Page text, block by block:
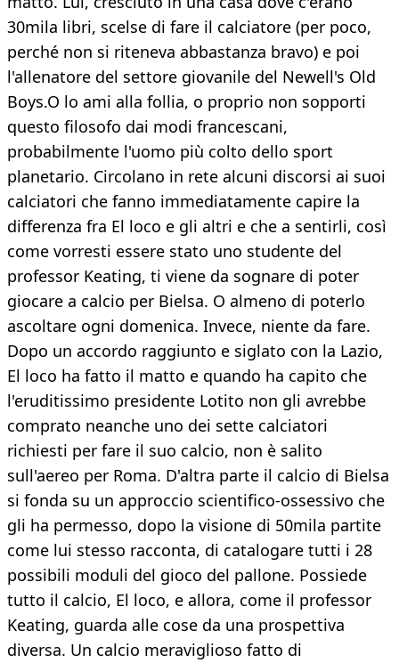
30mila libri, scelse di fare il calciatore (per poco,
perché non si riteneva abbastanza bravo) e poi
l'allenatore del settore giovanile del Newell's Old
Boys.O lo ami alla follia, o proprio non sopporti
questo filosofo dai modi francescani,
probabilmente l'uomo più colto dello sport
planetario. Circolano in rete alcuni discorsi ai suoi
calciatori che fanno immediatamente capire la
differenza fra El loco e gli altri e che a sentirli, così
come vorresti essere stato uno studente del
professor Keating, ti viene da sognare di poter
giocare a calcio per Bielsa. O almeno di poterlo
ascoltare ogni domenica. Invece, niente da fare.
Dopo un accordo raggiunto e siglato con la Lazio,
El loco ha fatto il matto e quando ha capito che
l'eruditissimo presidente Lotito non gli avrebbe
comprato neanche uno dei sette calciatori
richiesti per fare il suo calcio, non è salito
sull'aereo per Roma. D'altra parte il calcio di Bielsa
si fonda su un approccio scientifico-ossessivo che
gli ha permesso, dopo la visione di 50mila partite
come lui stesso racconta, di catalogare tutti i 28
possibili moduli del gioco del pallone. Possiede
tutto il calcio, El loco, e allora, come il professor
Keating, guarda alle cose da una prospettiva
diversa. Un calcio meraviglioso fatto di